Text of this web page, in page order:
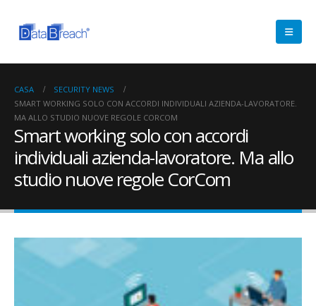
CASA
SECURITY NEWS
SMART WORKING SOLO CON ACCORDI INDIVIDUALI AZIENDA-LAVORATORE.
MA ALLO STUDIO NUOVE REGOLE CORCOM
Smart working solo con accordi
individuali azienda-lavoratore. Ma allo
studio nuove regole CorCom